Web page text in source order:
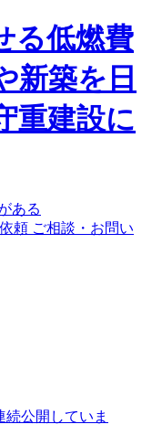
ご相談・お問い